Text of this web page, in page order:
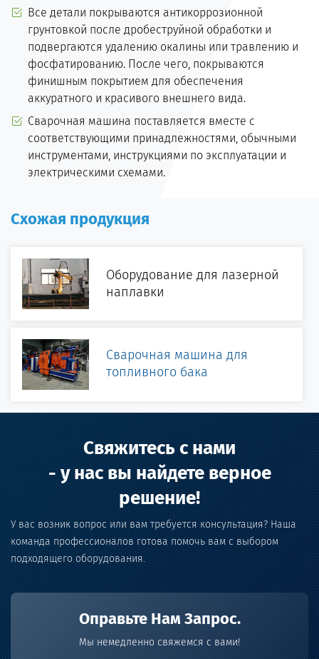
Все детали покрываются антикоррозионной
грунтовкой после дробеструйной обработки и
подвергаются удалению окалины или травлению и
фосфатированию. После чего, покрываются
финишным покрытием для обеспечения
аккуратного и красивого внешнего вида.
Сварочная машина поставляется вместе с
соответствующими принадлежностями, обычными
инструментами, инструкциями по эксплуатации и
электрическими схемами.
Схожая продукция
Оборудование для лазерной
наплавки
Сварочная машина для
топливного бака
Свяжитесь с нами
- у нас вы найдете верное
решение!
У вас возник вопрос или вам требуется консультация? Наша
команда профессионалов готова помочь вам с выбором
подходящего оборудования.
Оправьте Нам Запрос.
Мы немедленно свяжемся с вами!